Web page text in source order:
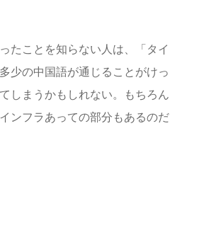
たことを知らない人は、「タイ
少の中国語が通じることがけっ
しまうかもしれない。もちろん
ンフラあっての部分もあるのだ